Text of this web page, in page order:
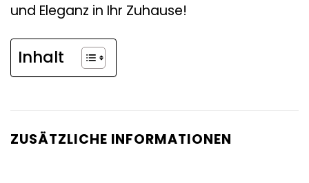
und Eleganz in Ihr Zuhause!
Inhalt
ZUSÄTZLICHE INFORMATIONEN